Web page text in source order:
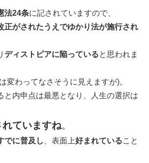
法24条に記されていますので、
正がされたうえでゆかり法が施行され
ディストピアに陥っていると思われま
変わってなさそうに見えますが)。
と内申点は最悪となり、人生の選択は
ていますね。
でに普及し 、表面上好まれていること